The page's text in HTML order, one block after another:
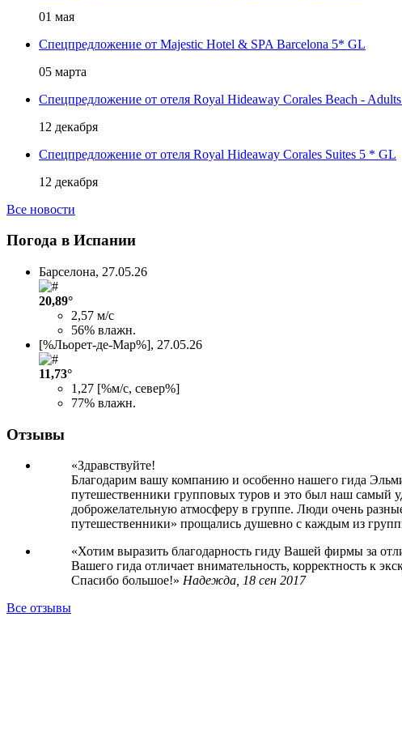
01 мая
Спецпредложение от Majestic Hotel & SPA Barcelona 5* GL
05 марта
Спецпредложение от отеля Royal Hideaway Corales Beach -
12 декабря
Спецпредложение от отеля Royal Hideaway Corales Suites 5 * GL
12 декабря
Все новости
Погода в Испании
Барселона, 27.05.26
20,89°
2,57 м/с
56% влажн.
[%Льорет-де-Мар%], 27.05.26
11,73°
1,27 [%м/с, север%]
77% влажн.
Отзывы
Здравствуйте!
Благодарим вашу компанию и особенно нашего гида
путешественники групповых туров и это был наш самый
доброжелательную атмосферу в группе. Люди очень
путешественники» прощались душевно с каждым из
Хотим выразить благодарность гиду Вашей фирмы за
Вашего гида отличает внимательность, корректность к
Спасибо большое!
Надежда, 18 сен 2017
Все отзывы